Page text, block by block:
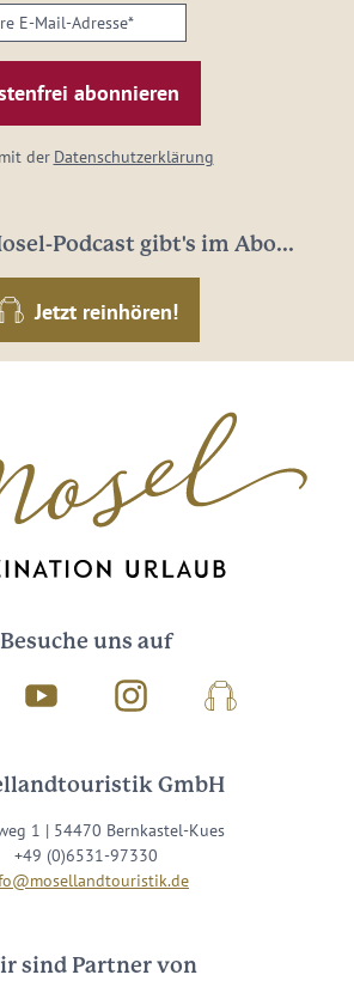
der Datenschutzerklärung
Podcast gibt's im Abo...
Jetzt reinhören!
Besuche uns auf
Youtube InstagramPodcast
GmbH
1 | 54470 Bernkastel-Kues
+49 (0)6531-97330
sind Partner von